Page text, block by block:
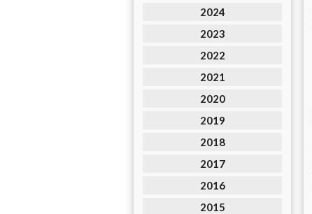
2024
2023
2022
2021
2020
2019
2018
2017
2016
2015